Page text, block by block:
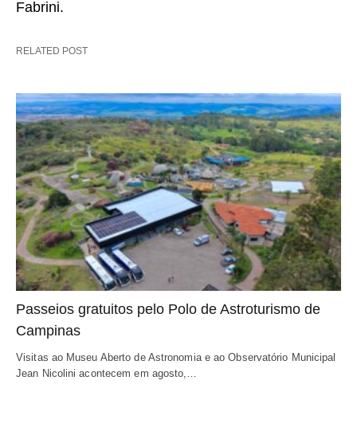
Fabrini.
RELATED POST
Passeios gratuitos pelo Polo de Astroturismo de
Campinas
Visitas ao Museu Aberto de Astronomia e ao Observatório Municipal
Jean Nicolini acontecem em agosto,…